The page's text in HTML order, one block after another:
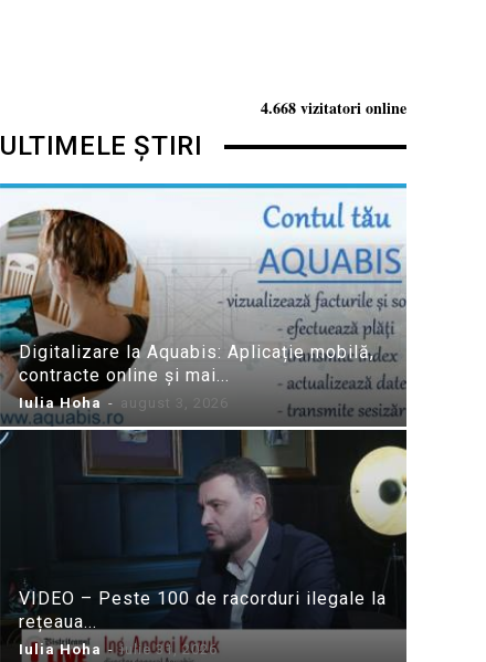
4.668 vizitatori online
ULTIMELE ȘTIRI
Digitalizare la Aquabis: Aplicație mobilă,
contracte online și mai...
Iulia Hoha - august 3, 2026
VIDEO – Peste 100 de racorduri ilegale la
rețeaua...
Iulia Hoha - iulie 31, 2026